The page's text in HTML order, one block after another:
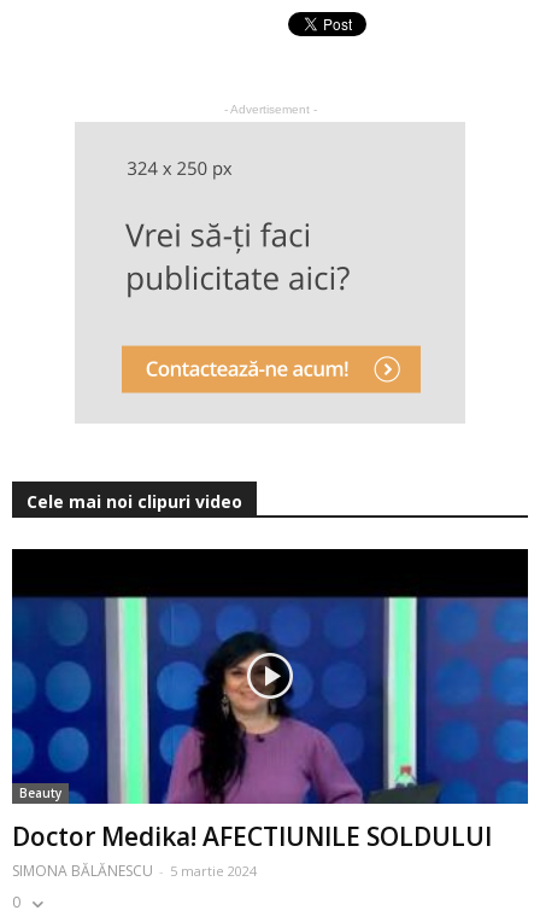
- Advertisement -
Cele mai noi clipuri video
Beauty
Doctor Medika! AFECTIUNILE SOLDULUI
SIMONA BĂLĂNESCU - 5 martie 2024
0